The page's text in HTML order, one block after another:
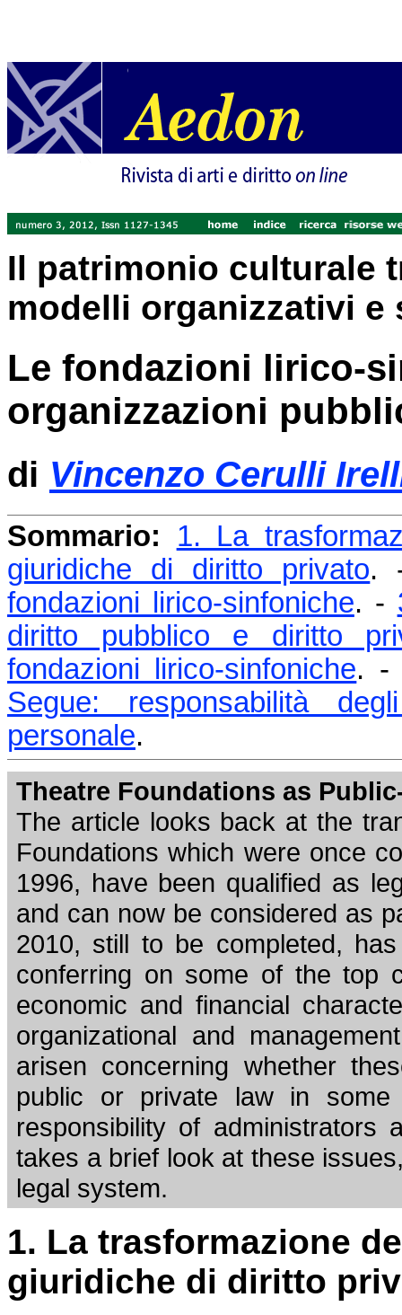
Il patrimonio culturale
modelli organizzativi
Le fondazioni lirico-
organizzazioni
di Vincenzo Cerulli
Sommario:
1. La
giuridiche di diritto privato.
fondazioni lirico-sinfoniche. -
diritto pubblico e diritto
fondazioni lirico-sinfoniche.
Segue: responsabilità
personale.
Theatre Foundations as
The article looks back at the
Foundations which were once
1996, have been qualified as
and can now be considered as
2010, still to be completed,
conferring on some of the top
economic and financial
organizational and
arisen concerning whether
public or private law in some
responsibility of administrators
takes a brief look at these
legal system.
1. La trasformazione
giuridiche di diritto